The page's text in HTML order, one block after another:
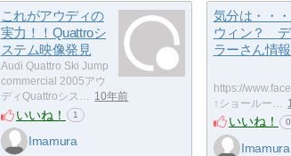
これがアウディの
実力！！Quattroシ
ステム映像発見
Audi Quattro Ski Jump
commercial 2005アウ
ディQuattroシス… 10年前
いいね！ 1
Imamura
気分は・・
ウィン？ デ
ラーさん情報
https://
↑ショールー…
いいね！ 0
Imamura